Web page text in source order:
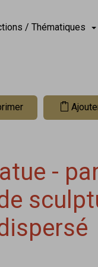
/ Thématiques
-